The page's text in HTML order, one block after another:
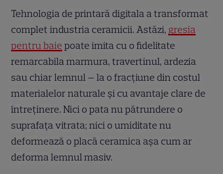
Tehnologia de printară digitala a transformat
complet industria ceramicii. Astăzi, gresia
pentru baie poate imita cu o fidelitate
remarcabila marmura, travertinul, ardezia
sau chiar lemnul — la o fracțiune din costul
materialelor naturale și cu avantaje clare de
întreținere. Nici o pata nu pătrundere o
suprafața vitrata; nici o umiditate nu
deformează o placă ceramica așa cum ar
deforma lemnul masiv.